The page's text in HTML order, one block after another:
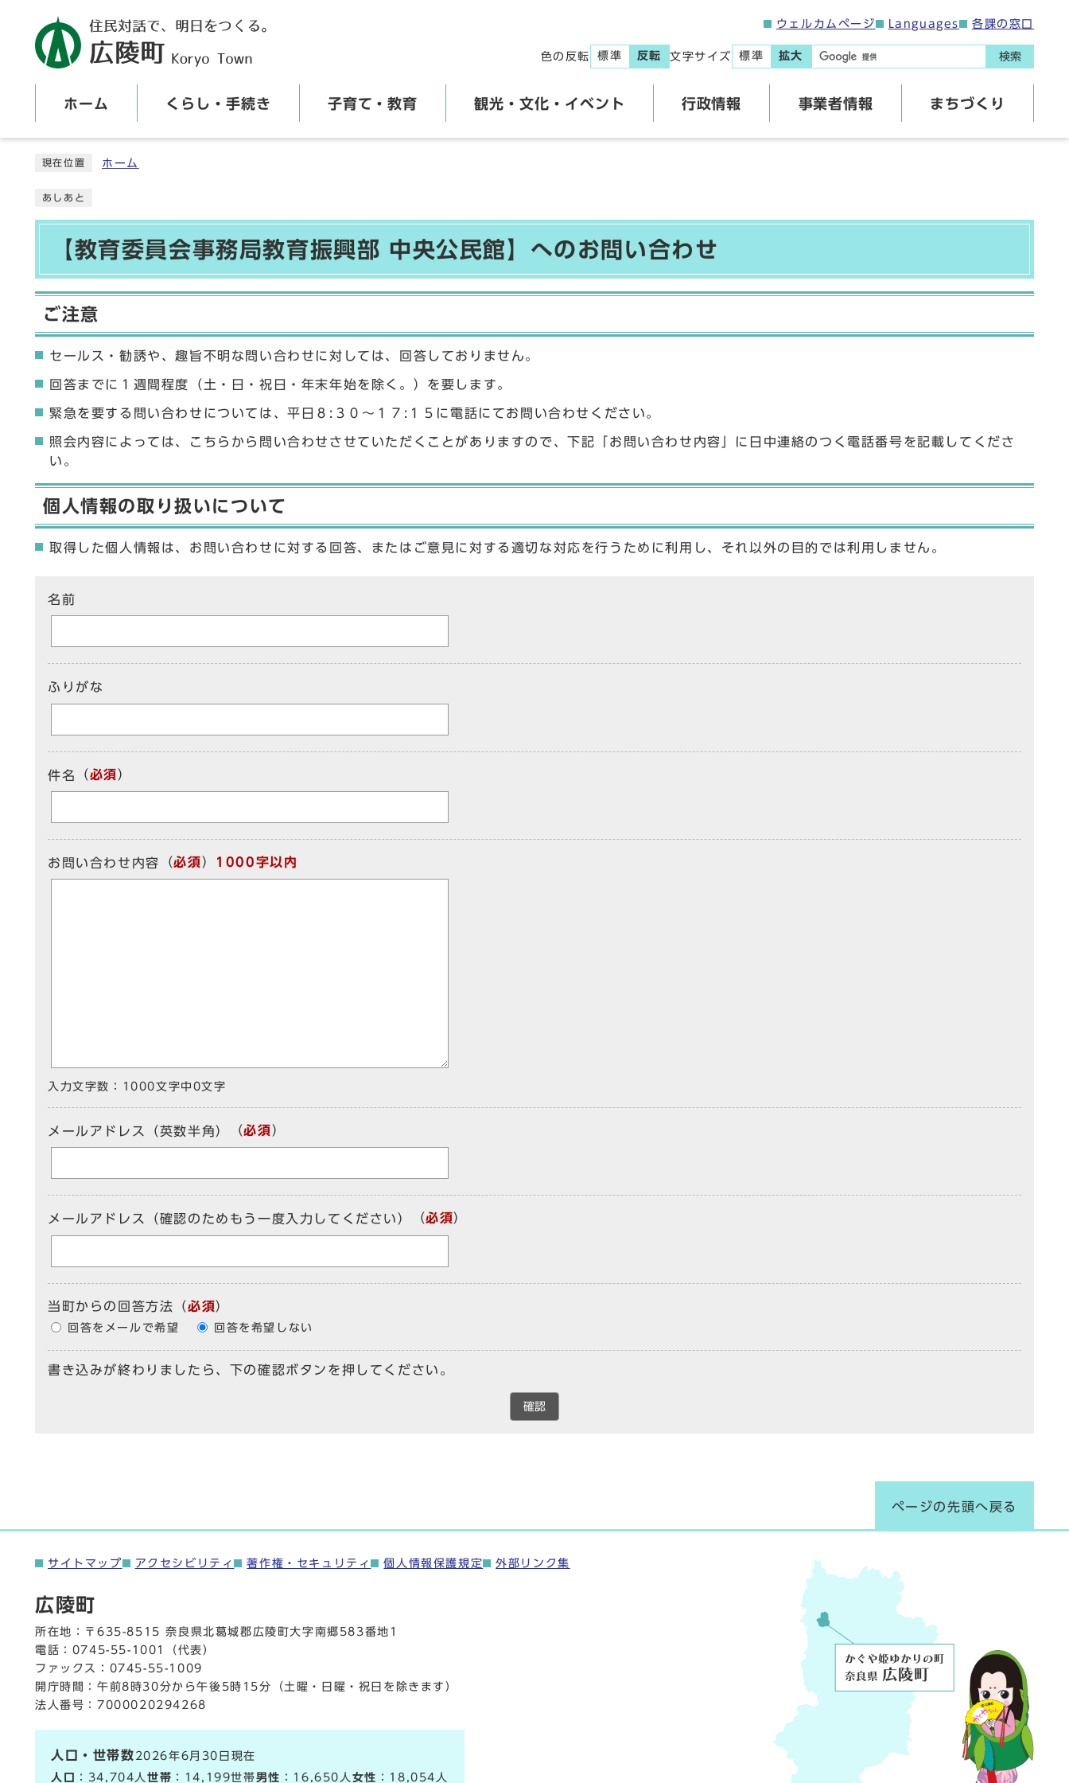
ウェルカムページ Languages 各課の窓口
色の反転 標準 反転 文字サイズ 標準 拡大 検索
ホーム くらし・手続き 子育て・教育 観光・文化・イベント 行政情報 事業者情報 まちづくり
現在位置 ホーム
あしあと
【教育委員会事務局教育振興部 中央公民館】へのお問い合わせ
ご注意
セールス・勧誘や、趣旨不明な問い合わせに対しては、回答しておりません。
回答までに１週間程度（土・日・祝日・年末年始を除く。）を要します。
緊急を要する問い合わせについては、平日８:３０〜１７:１５に電話にてお問い合わせください。
照会内容によっては、こちらから問い合わせさせていただくことがありますので、下記「お問い合わせ内容」に日中連絡のつく電話番号を記載してくださ
い。
個人情報の取り扱いについて
取得した個人情報は、お問い合わせに対する回答、またはご意見に対する適切な対応を行うために利用し、それ以外の目的では利用しません。
名前
ふりがな
件名 （必須）
お問い合わせ内容 （必須） 1000字以内
入力文字数： 1000文字中 0文字
メールアドレス（英数半角） （必須）
メールアドレス（確認のためもう一度入力してください） （必須）
当町からの回答方法 （必須）
回答をメールで希望 回答を希望しない
書き込みが終わりましたら、下の確認ボタンを押してください。
確認
ページの先頭へ戻る
サイトマップ アクセシビリティ 著作権・セキュリティ 個人情報保護規定 外部リンク集
広陵町
所在地：〒635-8515 奈良県北葛城郡広陵町大字南郷583番地1
電話： 0745-55-1001
（代表）
ファックス：0745-55-1009
開庁時間：午前8時30分から午後5時15分（土曜・日曜・祝日を除きます）
法人番号：7000020294268
人口・世帯数 2026年6月30日現在
人口
：34,704人世帯 ：14,199世帯男性 ：16,650人 女性 ：18,054人